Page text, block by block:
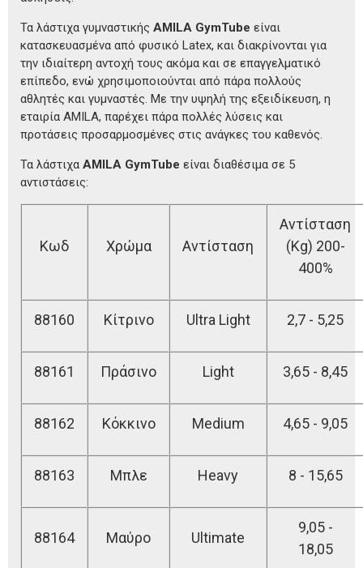
Τα λάστιχα γυμναστικής AMILA GymTube είναι
κατασκευασμένα από φυσικό Latex, και διακρίνονται για
την ιδιαίτερη αντοχή τους ακόμα και σε επαγγελματικό
επίπεδο, ενώ χρησιμοποιούνται από πάρα πολλούς
αθλητές και γυμναστές. Με την υψηλή της εξειδίκευση, η
εταιρία AMILA, παρέχει πάρα πολλές λύσεις και
προτάσεις προσαρμοσμένες στις ανάγκες του καθενός.
Τα λάστιχα AMILA GymTube είναι διαθέσιμα σε 5
αντιστάσεις:
Κωδ Χρώμα Αντίσταση
Αντίσταση
(Kg) 200-
400%
88160 Κίτρινο Ultra Light 2,7 - 5,25
88161 Πράσινο Light 3,65 - 8,45
88162 Κόκκινο Medium 4,65 - 9,05
88163 Μπλε Heavy 8 - 15,65
88164 Μαύρο Ultimate
9,05 -
18,05